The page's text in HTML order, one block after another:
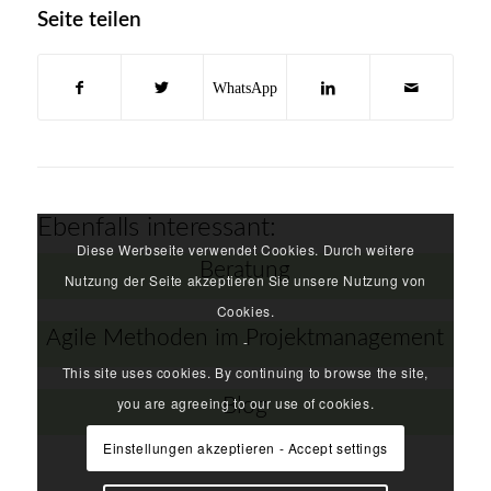
Seite teilen
Ebenfalls interessant:
Beratung
Agile Methoden im Projektmanagement
Blog
Diese Werbseite verwendet Cookies. Durch weitere
Nutzung der Seite akzeptieren Sie unsere Nutzung von
Cookies.
-
This site uses cookies. By continuing to browse the site,
you are agreeing to our use of cookies.
Einstellungen akzeptieren - Accept settings